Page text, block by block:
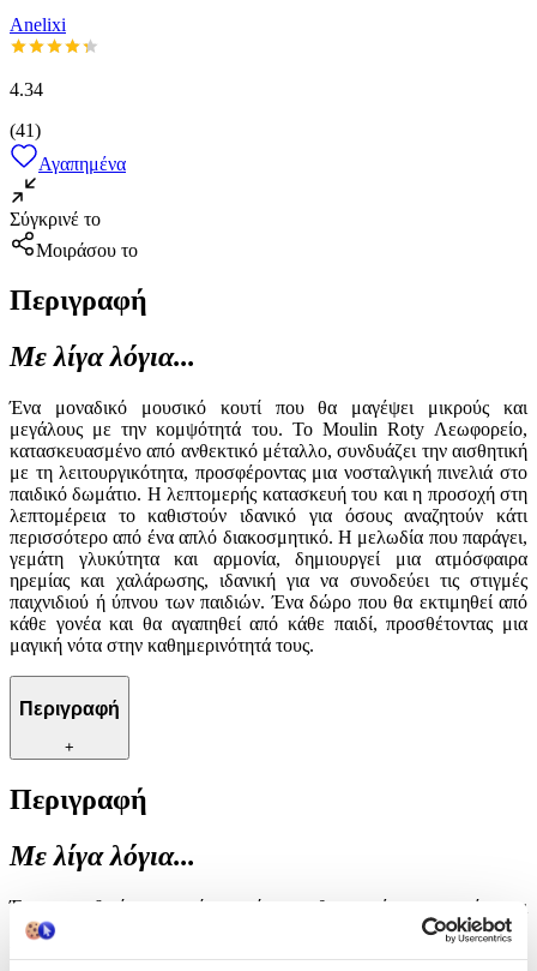
Anelixi
4.34
(41)
Αγαπημένα
Σύγκρινέ το
Μοιράσου το
Περιγραφή
Με λίγα λόγια...
Ένα μοναδικό μουσικό κουτί που θα μαγέψει μικρούς και
μεγάλους με την κομψότητά του. Το Moulin Roty Λεωφορείο,
κατασκευασμένο από ανθεκτικό μέταλλο, συνδυάζει την αισθητική
με τη λειτουργικότητα, προσφέροντας μια νοσταλγική πινελιά στο
παιδικό δωμάτιο. Η λεπτομερής κατασκευή του και η προσοχή στη
λεπτομέρεια το καθιστούν ιδανικό για όσους αναζητούν κάτι
περισσότερο από ένα απλό διακοσμητικό. Η μελωδία που παράγει,
γεμάτη γλυκύτητα και αρμονία, δημιουργεί μια ατμόσφαιρα
ηρεμίας και χαλάρωσης, ιδανική για να συνοδεύει τις στιγμές
παιχνιδιού ή ύπνου των παιδιών. Ένα δώρο που θα εκτιμηθεί από
κάθε γονέα και θα αγαπηθεί από κάθε παιδί, προσθέτοντας μια
μαγική νότα στην καθημερινότητά τους.
Περιγραφή
+
Περιγραφή
Με λίγα λόγια...
Ένα μοναδικό μουσικό κουτί που θα μαγέψει μικρούς και
μεγάλους με την κομψότητά του. Το Moulin Roty Λεωφορείο,
κατασκευασμένο από ανθεκτικό μέταλλο, συνδυάζει την αισθητική